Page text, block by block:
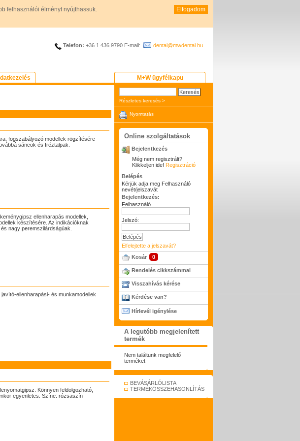
felhasználói élményt nyújthassuk.
Elfogadom
Telefon: +36 1 436 9790 E-mail: dental@mwdental.hu
M+W ügyfélkapu
fogszabályozó modellek rögzítésére
sáncok és fréztalpak.
ellenharapás modellek,
készítésére. Az indikációknak
nagy peremszilárdságúak.
ellenharapási- és munkamodellek
Könnyen feldolgozható,
egyenletes. Színe: rózsaszín
Részletes keresés >
Nyomtatás
Online szolgáltatások
Bejelentkezés
Még nem regisztrált?
Klikkeljen ide! Regisztráció
Belépés
Kérjük adja meg Felhasználó
nevét/jelszavát
Bejelentkezés:
Felhasználó
Jelszó:
Elfelejtette a jelszavát?
Kosár
0
Rendelés cikkszámmal
Visszahívás kérése
Kérdése van?
Hírlevél igénylése
A legutóbb megjelenített
termék
Nem találtunk megfelelő
terméket
BEVÁSÁRLÓLISTA
TERMÉKÖSSZEHASONLÍTÁS